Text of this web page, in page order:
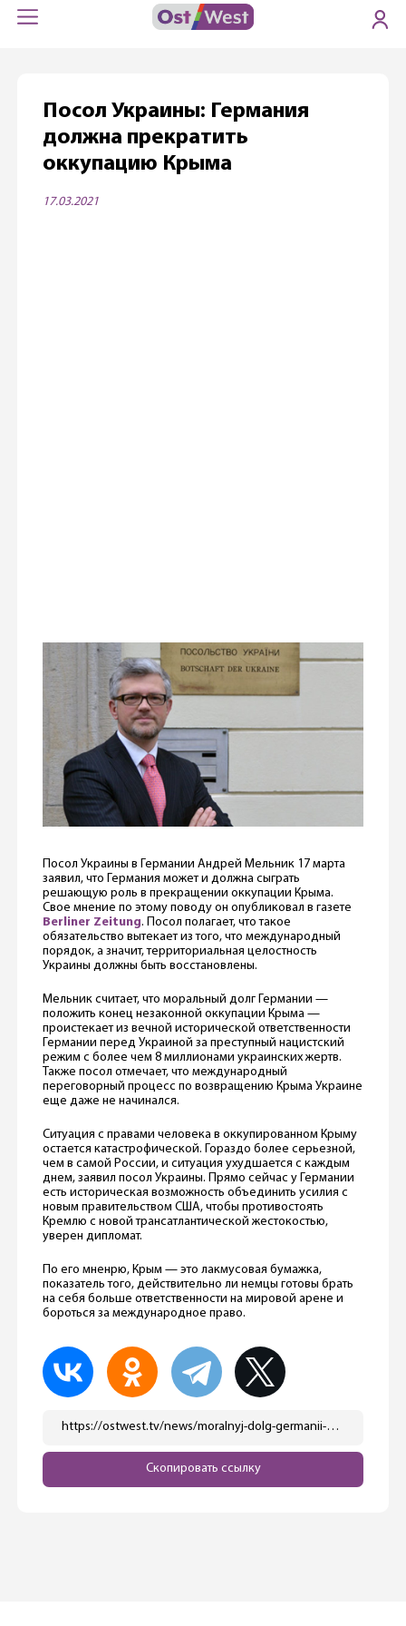
Посол Украины: Германия
должна прекратить
оккупацию Крыма
17.03.2021
Посол Украины в Германии Андрей Мельник 17 марта
заявил, что Германия может и должна сыграть
решающую роль в прекращении оккупации Крыма.
Свое мнение по этому поводу он опубликовал в газете
Berliner Zeitung. Посол полагает, что такое
обязательство вытекает из того, что международный
порядок, а значит, территориальная целостность
Украины должны быть восстановлены.
Мельник считает, что моральный долг Германии —
положить конец незаконной оккупации Крыма —
проистекает из вечной исторической ответственности
Германии перед Украиной за преступный нацистский
режим с более чем 8 миллионами украинских жертв.
Также посол отмечает, что международный
переговорный процесс по возвращению Крыма Украине
еще даже не начинался.
Ситуация с правами человека в оккупированном Крыму
остается катастрофической. Гораздо более серьезной,
чем в самой России, и ситуация ухудшается с каждым
днем, заявил посол Украины. Прямо сейчас у Германии
есть историческая возможность объединить усилия с
новым правительством США, чтобы противостоять
Кремлю с новой трансатлантической жестокостью,
уверен дипломат.
По его мненрю, Крым — это лакмусовая бумажка,
показатель того, действительно ли немцы готовы брать
на себя больше ответственности на мировой арене и
бороться за международное право.
https://ostwest.tv/news/moralnyj-dolg-germanii-polozhit-konec-okkupacii-kryma-posol-ukrainy/
Скопировать ссылку